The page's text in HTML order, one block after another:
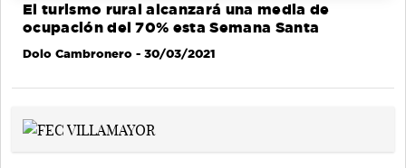
El turismo rural alcanzará una media de
ocupación del 70% esta Semana Santa
Dolo Cambronero - 30/03/2021